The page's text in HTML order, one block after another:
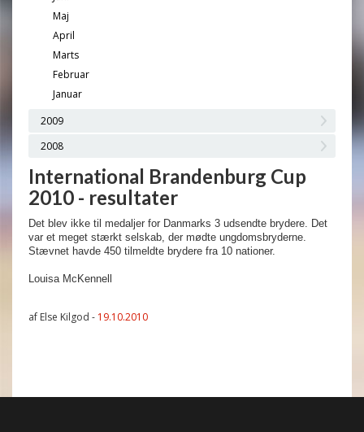
Maj
April
Marts
Februar
Januar
2009
2008
International Brandenburg Cup
2010 - resultater
Det blev ikke til medaljer for Danmarks 3 udsendte brydere. Det
var et meget stærkt selskab, der mødte ungdomsbryderne.
Stævnet havde 450 tilmeldte brydere fra 10 nationer.
Louisa McKennell
af Else Kilgod - 19.10.2010